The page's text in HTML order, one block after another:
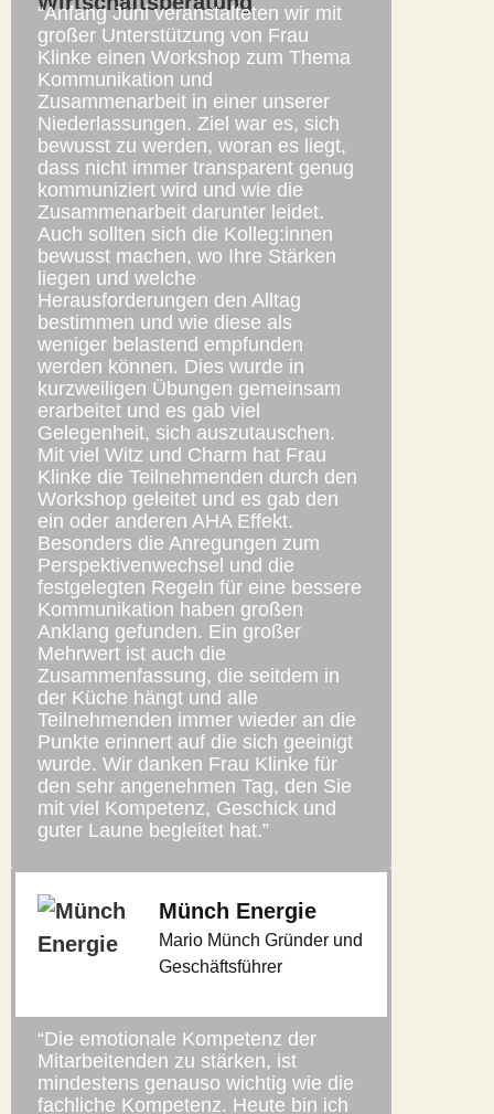
“Anfang Juni veranstalteten wir mit
großer Unterstützung von Frau
Klinke einen Workshop zum Thema
Kommunikation und
Zusammenarbeit in einer unserer
Niederlassungen. Ziel war es, sich
bewusst zu werden, woran es liegt,
dass nicht immer transparent genug
kommuniziert wird und wie die
Zusammenarbeit darunter leidet.
Auch sollten sich die Kolleg:innen
bewusst machen, wo Ihre Stärken
liegen und welche
Herausforderungen den Alltag
bestimmen und wie diese als
weniger belastend empfunden
werden können. Dies wurde in
kurzweiligen Übungen gemeinsam
erarbeitet und es gab viel
Gelegenheit, sich auszutauschen.
Mit viel Witz und Charm hat Frau
Klinke die Teilnehmenden durch den
Workshop geleitet und es gab den
ein oder anderen AHA Effekt.
Besonders die Anregungen zum
Perspektivenwechsel und die
festgelegten Regeln für eine bessere
Kommunikation haben großen
Anklang gefunden. Ein großer
Mehrwert ist auch die
Zusammenfassung, die seitdem in
der Küche hängt und alle
Teilnehmenden immer wieder an die
Punkte erinnert auf die sich geeinigt
wurde. Wir danken Frau Klinke für
den sehr angenehmen Tag, den Sie
mit viel Kompetenz, Geschick und
guter Laune begleitet hat.”
Münch Energie
Mario Münch Gründer und
Geschäftsführer
“Die emotionale Kompetenz der
Mitarbeitenden zu stärken, ist
mindestens genauso wichtig wie die
fachliche Kompetenz. Heute bin ich